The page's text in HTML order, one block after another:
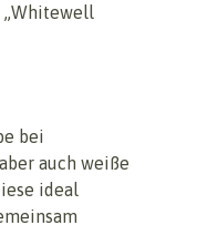
„Whitewell
bei
auch weiße
ideal